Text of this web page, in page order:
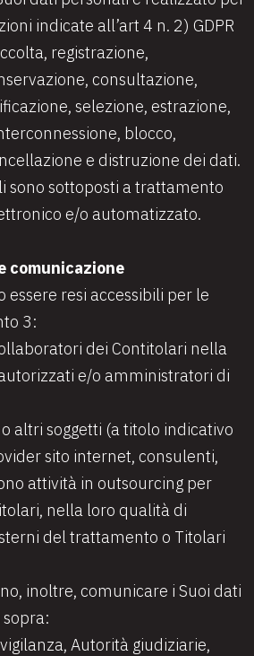
indicate all’art 4 n. 2) GDPR
registrazione,
consultazione,
selezione, estrazione,
blocco,
e distruzione dei dati.
sono sottoposti a trattamento
e/o automatizzato.
comunicazione
essere resi accessibili per le
3:
dei Contitolari nella
e/o amministratori di
altri soggetti (a titolo indicativo
sito internet, consulenti,
attività in outsourcing per
nella loro qualità di
del trattamento o Titolari
inoltre, comunicare i Suoi dati
Autorità giudiziarie,